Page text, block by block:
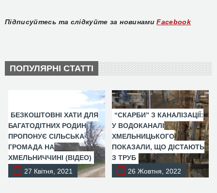
Підписуйтесь та слідкуйте за новинами Facebook
ПОПУЛЯРНІ СТАТТІ
БЕЗКОШТОВНІ ХАТИ ДЛЯ
БАГАТОДІТНИХ РОДИН
ПРОПОНУЄ СІЛЬСЬКА
ГРОМАДА НА
ХМЕЛЬНИЧЧИНІ (ВІДЕО)
27 Квітня, 2021
“СКАРБИ” З КАНАЛІЗАЦІЇ:
У ВОДОКАНАЛІ
ХМЕЛЬНИЦЬКОГО
ПОКАЗАЛИ, ЩО ДІСТАЮТЬ
З ТРУБ
26 Жовтня, 2022